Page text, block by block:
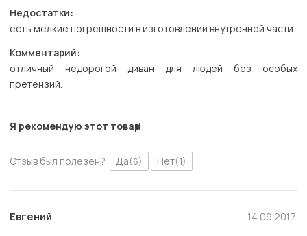
Недостатки:
есть мелкие погрешности в изготовлении внутренней части.
Комментарий:
отличный недорогой диван для людей без особых
претензий.
Я рекомендую этот товар
Отзыв был полезен? Да(6) Нет(1)
Евгений 14.09.2017